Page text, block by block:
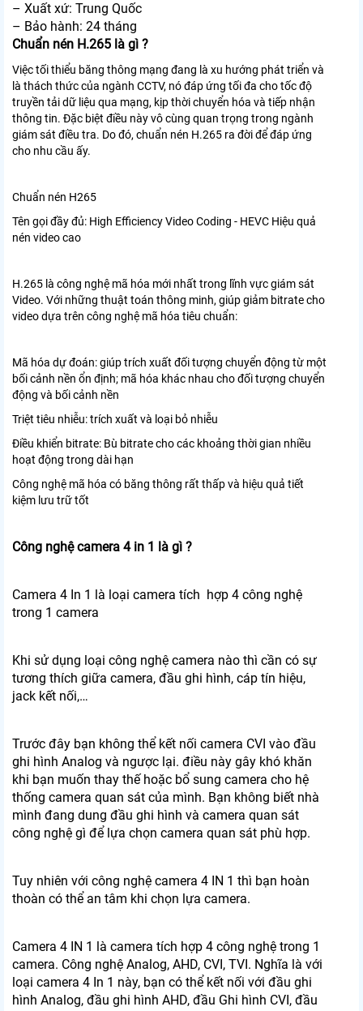
– Xuất xứ: Trung Quốc
– Bảo hành: 24 tháng
Chuẩn nén ​H.265 là gì ?
Việc tối thiểu băng thông mạng đang là xu hướng phát triển và
là thách thức của ngành CCTV, nó đáp ứng tối đa cho tốc độ
truyền tải dữ liệu qua mạng, kịp thời chuyển hóa và tiếp nhận
thông tin. Đặc biệt điều này vô cùng quan trọng trong ngành
giám sát điều tra. Do đó, chuẩn nén H.265 ra đời để đáp ứng
cho nhu cầu ấy.
Chuẩn nén H265
Tên gọi đầy đủ: High Efficiency Video Coding - HEVC Hiệu quả
nén video cao
H.265 là công nghệ mã hóa mới nhất trong lĩnh vực giám sát
Video. Với những thuật toán thông minh, giúp giảm bitrate cho
video dựa trên công nghệ mã hóa tiêu chuẩn:
Mã hóa dự đoán: giúp trích xuất đối tượng chuyển động từ một
bối cảnh nền ổn định; mã hóa khác nhau cho đối tượng chuyển
động và bối cảnh nền
Triệt tiêu nhiễu: trích xuất và loại bỏ nhiễu
Điều khiển bitrate: Bù bitrate cho các khoảng thời gian nhiều
hoạt động trong dài hạn
Công nghệ mã hóa có băng thông rất thấp và hiệu quả tiết
kiệm lưu trữ tốt
Công nghệ camera 4 in 1 là gì ?
Camera 4 In 1 là loại camera tích hợp 4 công nghệ
trong 1 camera
Khi sử dụng loại công nghệ camera nào thì cần có sự
tương thích giữa camera, đầu ghi hình, cáp tín hiệu,
jack kết nối,…
Trước đây bạn không thể kết nối camera CVI vào đầu
ghi hình Analog và ngược lại. điều này gây khó khăn
khi bạn muốn thay thế hoặc bổ sung camera cho hệ
thống camera quan sát của mình. Bạn không biết nhà
mình đang dung đầu ghi hình và camera quan sát
công nghệ gì để lựa chọn camera quan sát phù hợp.
Tuy nhiên với công nghệ camera 4 IN 1 thì bạn hoàn
thoàn có thể an tâm khi chọn lựa camera.
Camera 4 IN 1 là camera tích hợp 4 công nghệ trong 1
camera. Công nghệ Analog, AHD, CVI, TVI. Nghĩa là với
loại camera 4 In 1 này, bạn có thể kết nối với đầu ghi
hình Analog, đầu ghi hình AHD, đầu Ghi hình CVI, đầu